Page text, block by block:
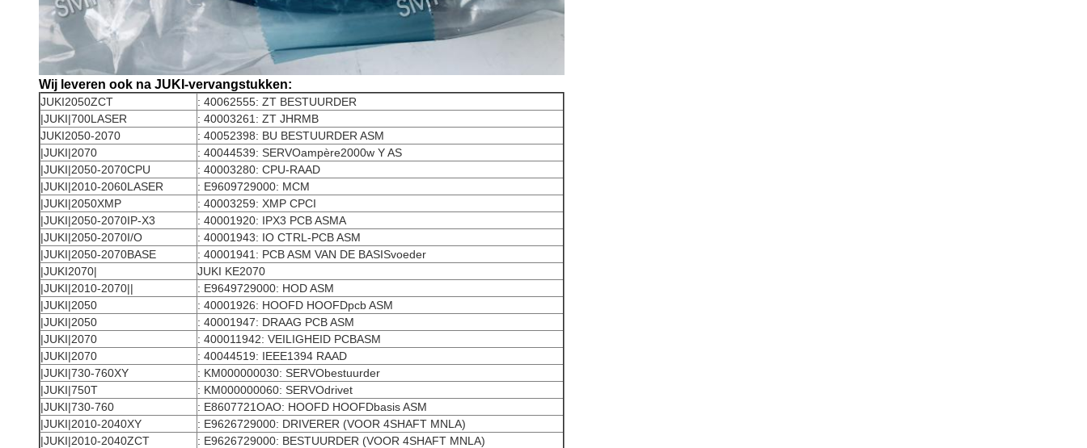
Wij leveren ook na JUKI-vervangstukken:
JUKI2050ZCT
: 40062555: ZT BESTUURDER
|JUKI|700LASER
: 40003261: ZT JHRMB
JUKI2050-2070
: 40052398: BU BESTUURDER ASM
|JUKI|2070
: 40044539: SERVOampère2000w Y AS
|JUKI|2050-2070CPU
: 40003280: CPU-RAAD
|JUKI|2010-2060LASER
: E9609729000: MCM
|JUKI|2050XMP
: 40003259: XMP CPCI
|JUKI|2050-2070IP-X3
: 40001920: IPX3 PCB ASMA
|JUKI|2050-2070I/O
: 40001943: IO CTRL-PCB ASM
|JUKI|2050-2070BASE
: 40001941: PCB ASM VAN DE BASISvoeder
|JUKI2070|
JUKI KE2070
|JUKI|2010-2070||
: E9649729000: HOD ASM
|JUKI|2050
: 40001926: HOOFD HOOFDpcb ASM
|JUKI|2050
: 40001947: DRAAG PCB ASM
|JUKI|2070
: 400011942: VEILIGHEID PCBASM
|JUKI|2070
: 40044519: IEEE1394 RAAD
|JUKI|730-760XY
: KM000000030: SERVObestuurder
|JUKI|750T
: KM000000060: SERVOdrivet
|JUKI|730-760
: E8607721OAO: HOOFD HOOFDbasis ASM
|JUKI|2010-2040XY
: E9626729000: DRIVERER (VOOR 4SHAFT MNLA)
|JUKI|2010-2040ZCT
: E9626729000: BESTUURDER (VOOR 4SHAFT MNLA)